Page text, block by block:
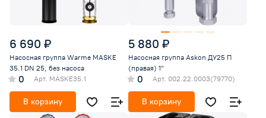
6 690 ₽
Насосная группа Warme MASKE
35.1 DN 25, без насоса
0 Арт. MASKE35.1
В корзину
5 880 ₽
Насосная группа Askon ДУ25 П
(правая) 1"
0 Арт. 002.22.0003(79770)
В корзину